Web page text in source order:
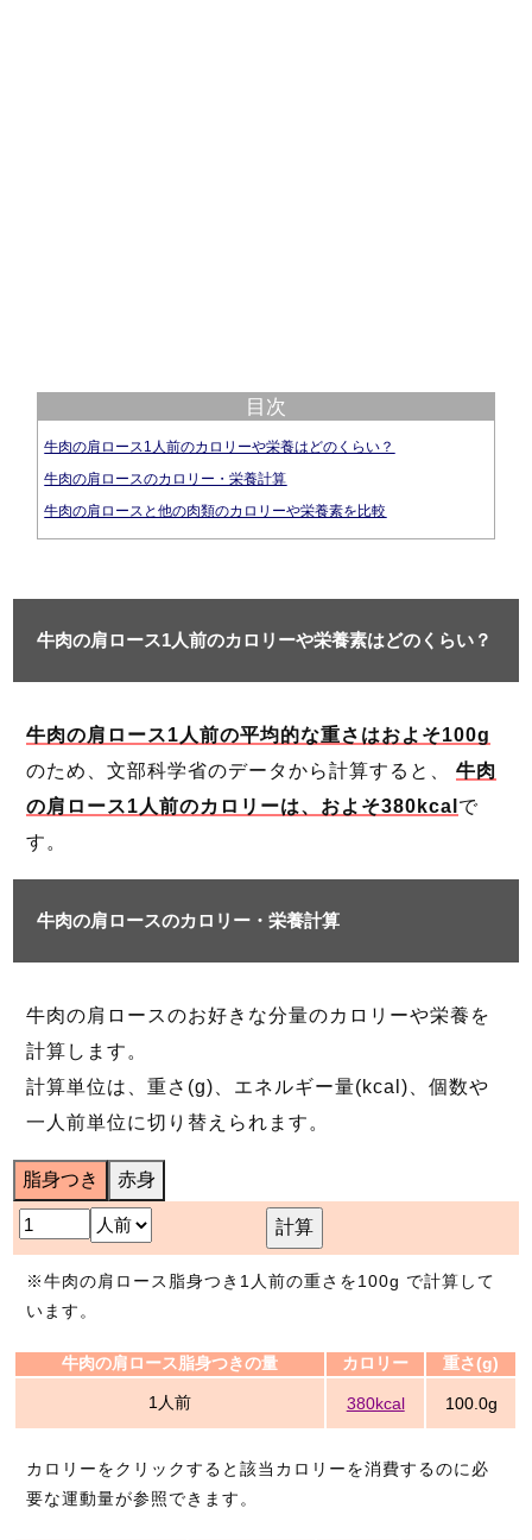
目次
牛肉の肩ロース1人前のカロリーや栄養はどのくらい？
牛肉の肩ロースのカロリー・栄養計算
牛肉の肩ロースと他の肉類のカロリーや栄養素を比較
牛肉の肩ロース1人前のカロリーや栄養素はどのくらい？
牛肉の肩ロース1人前の平均的な重さはおよそ100g
のため、文部科学省のデータから計算すると、 牛肉
の肩ロース1人前のカロリーは、およそ380kcal で
す。
牛肉の肩ロースのカロリー・栄養計算
牛肉の肩ロースのお好きな分量のカロリーや栄養を
計算します。
計算単位は、重さ(g)、エネルギー量(kcal)、個数や
一人前単位に切り替えられます。
脂身つき 赤身
計算
※牛肉の肩ロース脂身つき1人前の重さを100g で計算して
います。
牛肉の肩ロース脂身つきの量 カロリー 重さ(g)
1人前 380kcal 100.0g
カロリーをクリックすると該当カロリーを消費するのに必
要な運動量が参照できます。